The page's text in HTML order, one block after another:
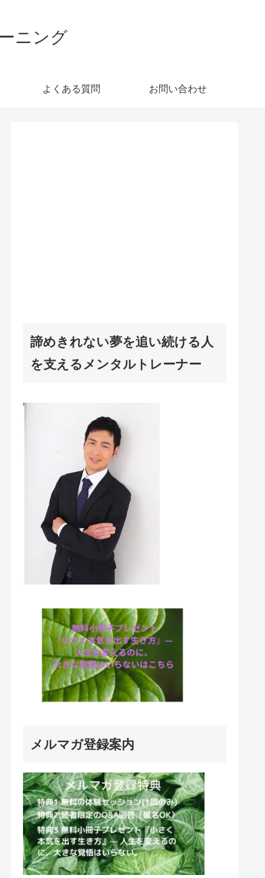
ニング
よくある質問 お問い合わせ
諦めきれない夢を追い続ける人
を支えるメンタルトレーナー
メルマガ登録案内